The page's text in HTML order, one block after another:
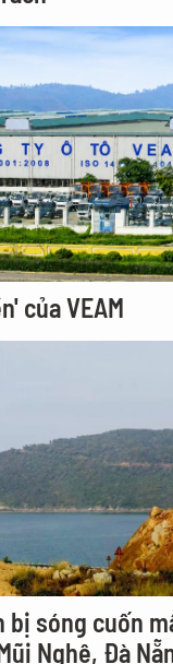
của VEAM
bị sóng cuốn
Nghê, Đà